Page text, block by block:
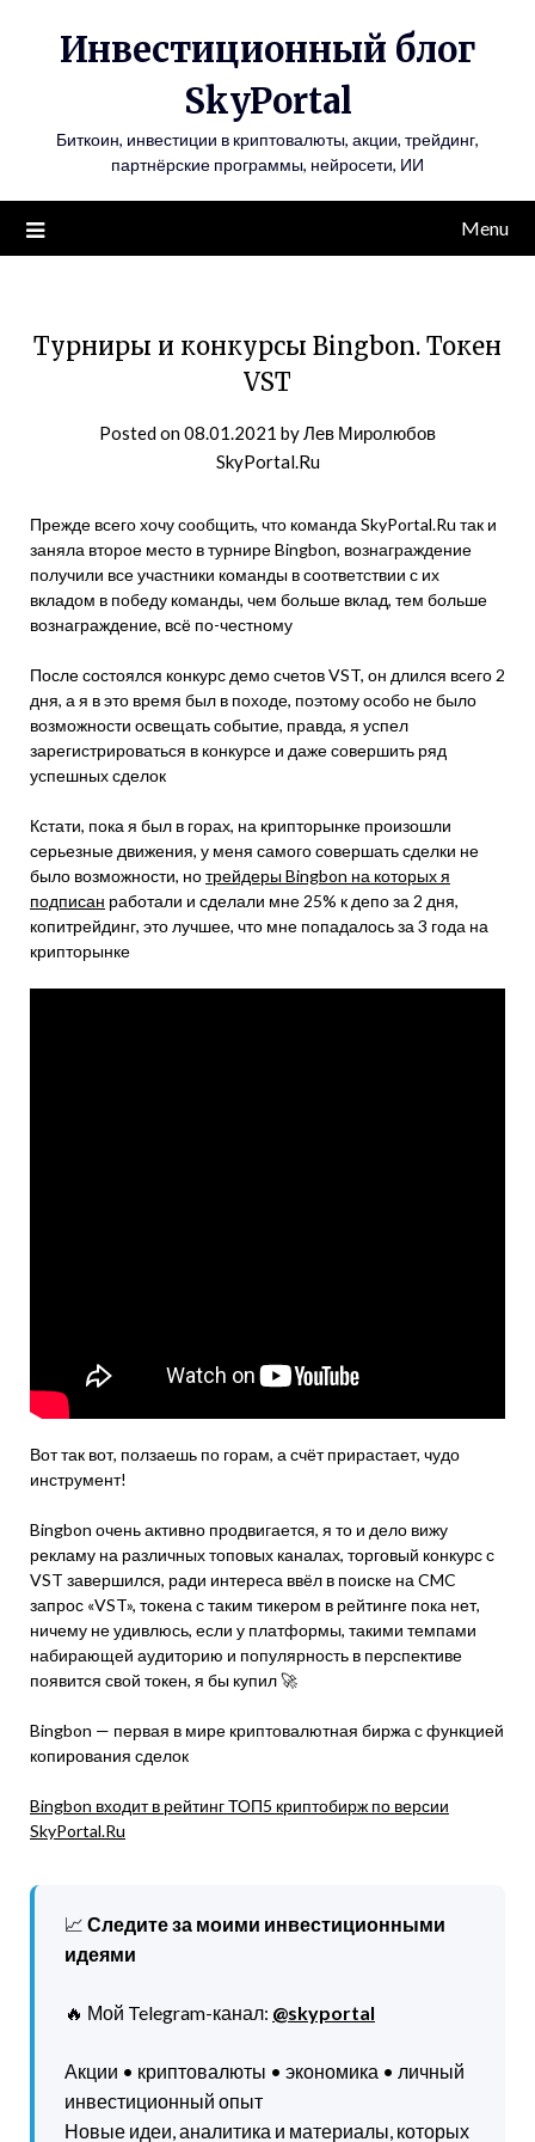
Инвестиционный блог
SkyPortal
Биткоин, инвестиции в криптовалюты, акции, трейдинг,
партнёрские программы, нейросети, ИИ
Menu
Турниры и конкурсы Bingbon. Токен
VST
Posted on08.01.2021 byЛев Миролюбов
SkyPortal.Ru
Прежде всего хочу сообщить, что команда SkyPortal.Ru так и
заняла второе место в турнире Bingbon, вознаграждение
получили все участники команды в соответствии с их
вкладом в победу команды, чем больше вклад, тем больше
вознаграждение, всё по-честному
После состоялся конкурс демо счетов VST, он длился всего 2
дня, а я в это время был в походе, поэтому особо не было
возможности освещать событие, правда, я успел
зарегистрироваться в конкурсе и даже совершить ряд
успешных сделок
Кстати, пока я был в горах, на крипторынке произошли
серьезные движения, у меня самого совершать сделки не
было возможности, нотрейдеры Bingbon на которых я
подписан работали и сделали мне 25% к депо за 2 дня,
копитрейдинг, это лучшее, что мне попадалось за 3 года на
крипторынке
Вот так вот, ползаешь по горам, а счёт прирастает, чудо
инструмент!
Bingbon очень активно продвигается, я то и дело вижу
рекламу на различных топовых каналах, торговый конкурс с
VST завершился, ради интереса ввёл в поиске на CMC
запрос «VST», токена с таким тикером в рейтинге пока нет,
ничему не удивлюсь, если у платформы, такими темпами
набирающей аудиторию и популярность в перспективе
появится свой токен, я бы купил 🚀
Bingbon — первая в мире криптовалютная биржа с функцией
копирования сделок
Bingbon входит в рейтинг ТОП5 криптобирж по версии
SkyPortal.Ru
📈 Следите за моими инвестиционными
идеями
🔥 Мой Telegram-канал: @skyportal
Акции • криптовалюты • экономика • личный
инвестиционный опыт
Новые идеи, аналитика и материалы, которых